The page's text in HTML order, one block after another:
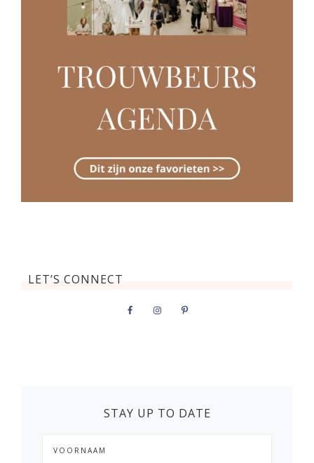
LET’S CONNECT
STAY UP TO DATE